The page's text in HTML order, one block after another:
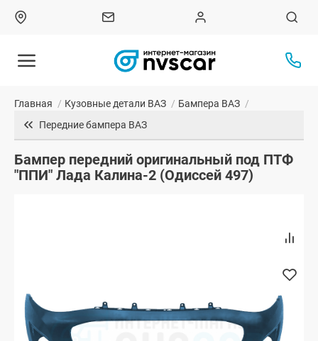
Главная / Кузовные детали ВАЗ / Бампера ВАЗ /
Передние бампера ВАЗ
Бампер передний оригинальный под ПТФ
"ППИ" Лада Калина-2 (Одиссей 497)